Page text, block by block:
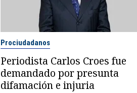
Prociudadanos
Periodista Carlos Croes fue
demandado por presunta
difamación e injuria